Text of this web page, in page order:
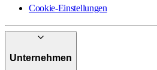
Cookie-Einstellungen
Unternehmen